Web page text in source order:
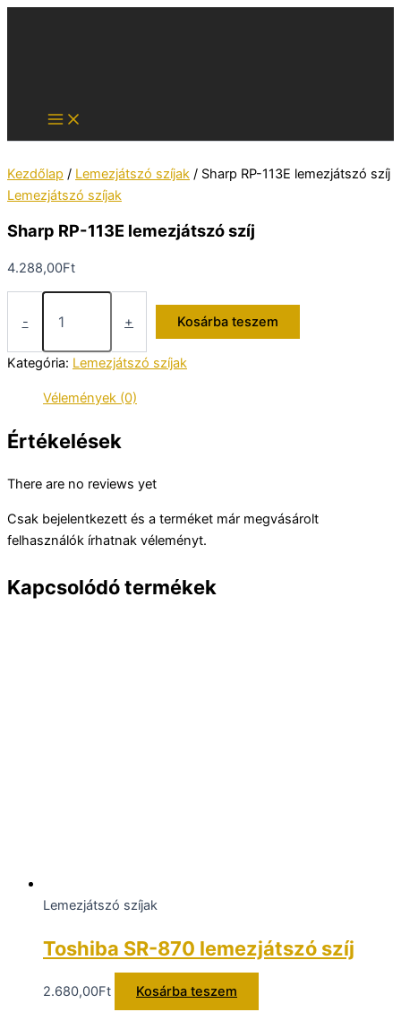
Kezdőlap / Lemezjátszó szíjak / Sharp RP-113E lemezjátszó szíj
Lemezjátszó szíjak
Sharp RP-113E lemezjátszó szíj
4.288,00Ft
-
lemezjátszó
szíj
mennyiség
+ Kosárba teszem
Kategória: Lemezjátszó szíjak
Vélemények (0)
Értékelések
There are no reviews yet
Csak bejelentkezett és a terméket már megvásárolt
felhasználók írhatnak véleményt.
Kapcsolódó termékek
Lemezjátszó szíjak
Toshiba SR-870 lemezjátszó szíj
2.680,00Ft Kosárba teszem